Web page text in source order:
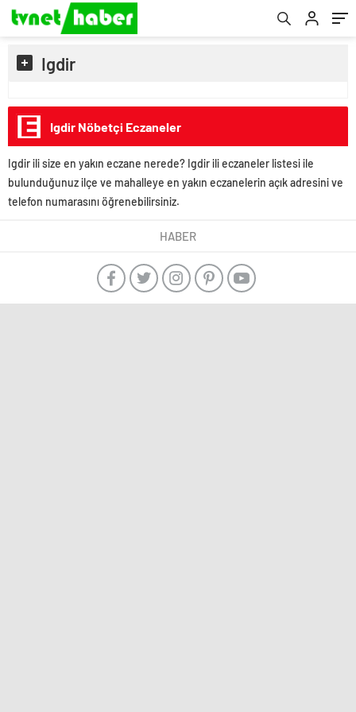
Igdir
Igdir Nöbetçi Eczaneler
Igdir ili size en yakın eczane nerede? Igdir ili eczaneler listesi ile
bulunduğunuz ilçe ve mahalleye en yakın eczanelerin açık adresini ve
telefon numarasını öğrenebilirsiniz.
HABER